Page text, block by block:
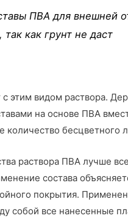
ПВА для внешней
как грунт не даст
этим видом раствора.
на основе ПВА
количество бесцветного
раствора ПВА лучше
состава
покрытия.
собой все нанесенные